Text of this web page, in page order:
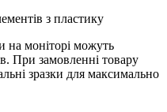
з пластику
на моніторі можуть
При замовленні товару
зразки для максимально